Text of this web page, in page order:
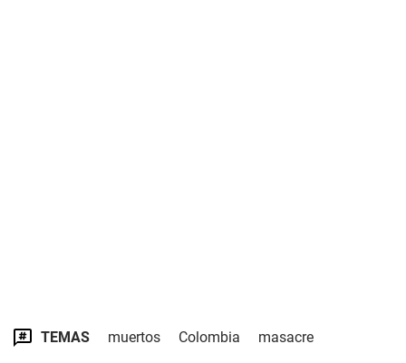
TEMAS muertos Colombia masacre